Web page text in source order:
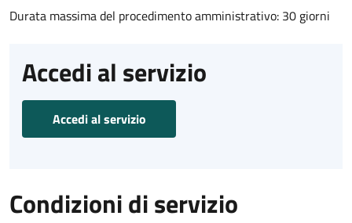
Durata massima del procedimento amministrativo: 30 giorni
Accedi al servizio
Accedi al servizio
Condizioni di servizio